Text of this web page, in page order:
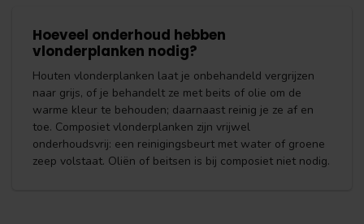
Hoeveel onderhoud hebben
vlonderplanken nodig?
Houten vlonderplanken laat je onbehandeld vergrijzen
naar grijs, of je behandelt ze met beits of olie om de
warme kleur te behouden; daarnaast reinig je ze af en
toe. Composiet vlonderplanken zijn vrijwel
onderhoudsvrij: een reinigingsbeurt met water of groene
zeep volstaat. Oliën of beitsen is bij composiet niet nodig.